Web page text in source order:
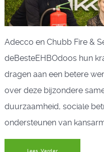
Adecco en Chubb Fire &
deBesteEHBOdoos hun
dragen aan een betere
over deze bijzondere
duurzaamheid, sociale
ondersteunen van
Lees Verder